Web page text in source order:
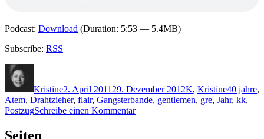
Podcast: Download (Duration: 5:53 — 5.4MB)
Subscribe: RSS
Kristine2. April 2011 29. Dezember 2012K, Kristine40 jahre,
Atem, Drahtzieher, flair, Gangsterbande, gentlemen, gre, Jahr, kk,
PostzugSchreibe einen Kommentarzu
Seiten